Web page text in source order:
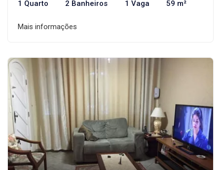
1 Quarto 2 Banheiros 1 Vaga 59 m²
Mais informações